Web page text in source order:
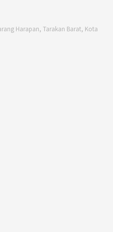
Harapan, Tarakan Barat, Kota